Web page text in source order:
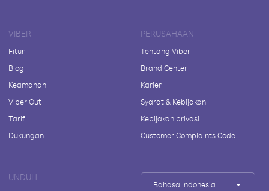
VIBER
Fitur
Blog
Keamanan
Viber Out
Tarif
Dukungan
PERUSAHAAN
Tentang Viber
Brand Center
Karier
Syarat & Kebijakan
Kebijakan privasi
Customer Complaints Code
UNDUH
Bahasa Indonesia